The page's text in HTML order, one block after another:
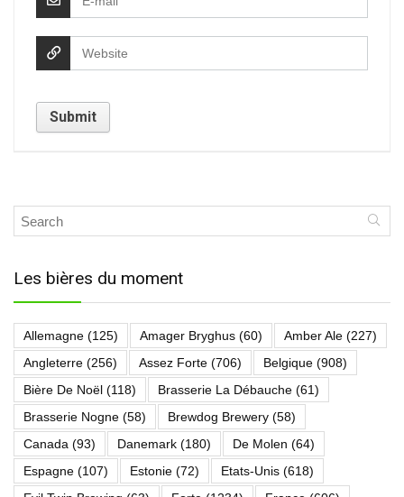
Les bières du moment
Allemagne (125) Amager Bryghus (60) Amber Ale (227)
Angleterre (256) Assez Forte (706) Belgique (908)
Bière De Noël (118) Brasserie La Débauche (61)
Brasserie Nogne (58) Brewdog Brewery (58)
Canada (93) Danemark (180) De Molen (64)
Espagne (107) Estonie (72) Etats-Unis (618)